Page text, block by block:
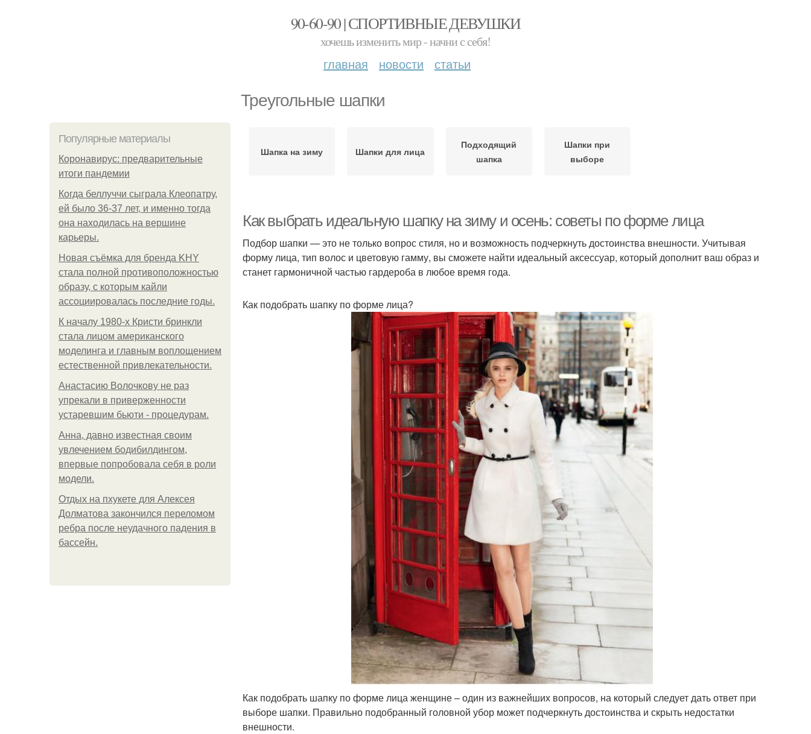
90-60-90 | СПОРТИВНЫЕ ДЕВУШКИ
хочешь изменить мир - начни с себя!
главная новости статьи
Треугольные шапки
Популярные материалы
Коронавирус: предварительные
итоги пандемии
Когда беллуччи сыграла Клеопатру,
ей было 36-37 лет, и именно тогда
она находилась на вершине
карьеры.
Новая съёмка для бренда KHY
стала полной противоположностью
образу, с которым кайли
ассоциировалась последние годы.
К началу 1980-х Кристи бринкли
стала лицом американского
моделинга и главным воплощением
естественной привлекательности.
Анастасию Волочкову не раз
упрекали в приверженности
устаревшим бьюти - процедурам.
Анна, давно известная своим
увлечением бодибилдингом,
впервые попробовала себя в роли
модели.
Отдых на пхукете для Алексея
Долматова закончился переломом
ребра после неудачного падения в
бассейн.
Шапка на зиму Шапки для лица
Подходящий
шапка
Шапки при
выборе
Как выбрать идеальную шапку на зиму и осень: советы по форме лица
Подбор шапки — это не только вопрос стиля, но и возможность подчеркнуть достоинства внешности. Учитывая
форму лица, тип волос и цветовую гамму, вы сможете найти идеальный аксессуар, который дополнит ваш образ и
станет гармоничной частью гардероба в любое время года.
Как подобрать шапку по форме лица?
Как подобрать шапку по форме лица женщине – один из важнейших вопросов, на который следует дать ответ при
выборе шапки. Правильно подобранный головной убор может подчеркнуть достоинства и скрыть недостатки
внешности.